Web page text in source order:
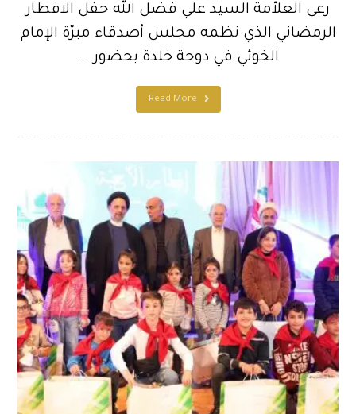
رعى العلاّمة السيد علي فضل الله حفل الافطار
الرمضاني الذي نظمه مجلس أصدقاء مبرّة الإمام
الخوئي في دوحة خلدة بحضور ...
Read More